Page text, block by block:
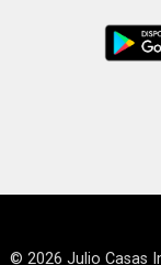
© 2026 Julio Casas